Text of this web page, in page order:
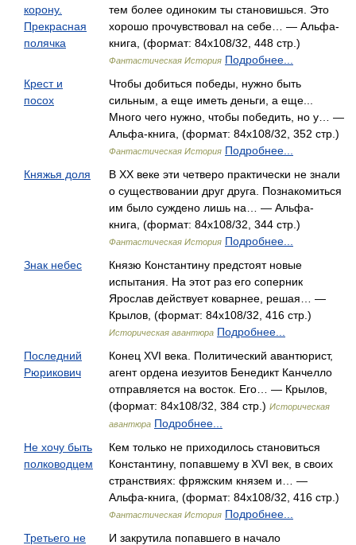
корону.
Прекрасная
полячка
тем более одиноким ты становишься. Это
хорошо прочувствовал на себе… — Альфа-
книга, (формат: 84x108/32, 448 стр.)
Фантастическая История Подробнее...
Крест и
посох
Чтобы добиться победы, нужно быть
сильным, а еще иметь деньги, а еще...
Много чего нужно, чтобы победить, но у… —
Альфа-книга, (формат: 84x108/32, 352 стр.)
Фантастическая История Подробнее...
Княжья доля
В XX веке эти четверо практически не знали
о существовании друг друга. Познакомиться
им было суждено лишь на… — Альфа-
книга, (формат: 84x108/32, 344 стр.)
Фантастическая История Подробнее...
Знак небес
Князю Константину предстоят новые
испытания. На этот раз его соперник
Ярослав действует коварнее, решая… —
Крылов, (формат: 84x108/32, 416 стр.)
Историческая авантюра Подробнее...
Последний
Рюрикович
Конец XVI века. Политический авантюрист,
агент ордена иезуитов Бенедикт Канчелло
отправляется на восток. Его… — Крылов,
(формат: 84x108/32, 384 стр.) Историческая
авантюра Подробнее...
Не хочу быть
полководцем
Кем только не приходилось становиться
Константину, попавшему в XVI век, в своих
странствиях: фряжским князем и… —
Альфа-книга, (формат: 84x108/32, 416 стр.)
Фантастическая История Подробнее...
Третьего не
И закрутила попавшего в начало